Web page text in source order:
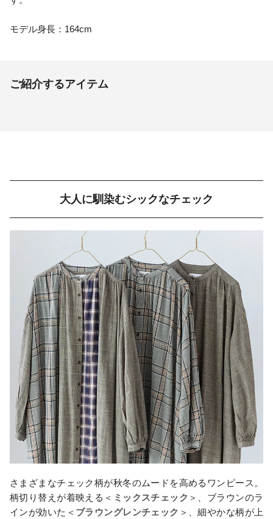
モデル身長：164cm
ご紹介するアイテム
大人に馴染むシックなチェック
さまざまなチェック柄が秋冬のムードを高めるワンピース。
柄切り替えが着映える＜ ミックスチェック ＞、ブラウンのラ
インが効いた＜ ブラウングレンチェック ＞、細やかな柄が上